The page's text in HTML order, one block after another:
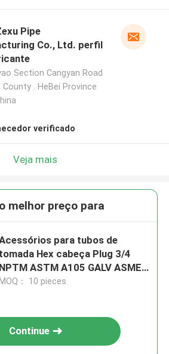
Pipe
Co., Ltd. perfil
Section Cangyan Road
County . HeBei Province
verificado
Veja mais
melhor preço para
para tubos de
tomada Hex cabeça Plug 3/4
NPTM ASTM A105 GALV ASME
MOQ： 10 pieces
Continue